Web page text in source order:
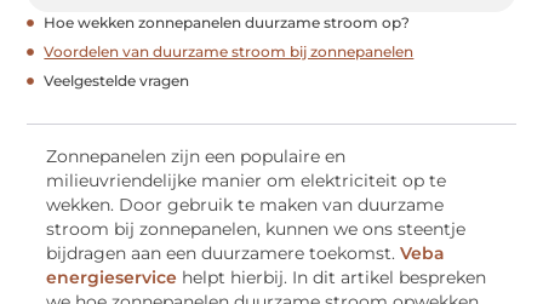
Hoe wekken zonnepanelen duurzame stroom op?
Voordelen van duurzame stroom bij zonnepanelen
Veelgestelde vragen
Zonnepanelen zijn een populaire en
milieuvriendelijke manier om elektriciteit op te
wekken. Door gebruik te maken van duurzame
stroom bij zonnepanelen, kunnen we ons steentje
bijdragen aan een duurzamere toekomst.Veba
energieservice helpt hierbij. In dit artikel bespreken